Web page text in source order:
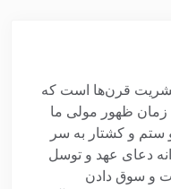
قرن‌ها است که
زمان ظهور مولی ما
و کشتار به سر
دعای عهد و توسل
و سوق دادن